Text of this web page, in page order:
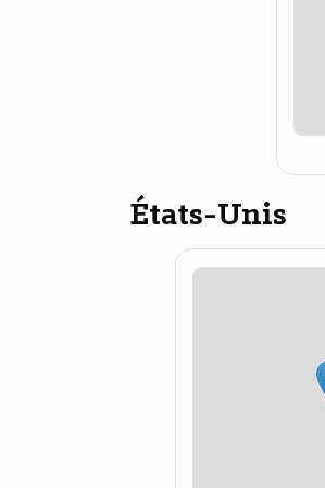
États-Unis